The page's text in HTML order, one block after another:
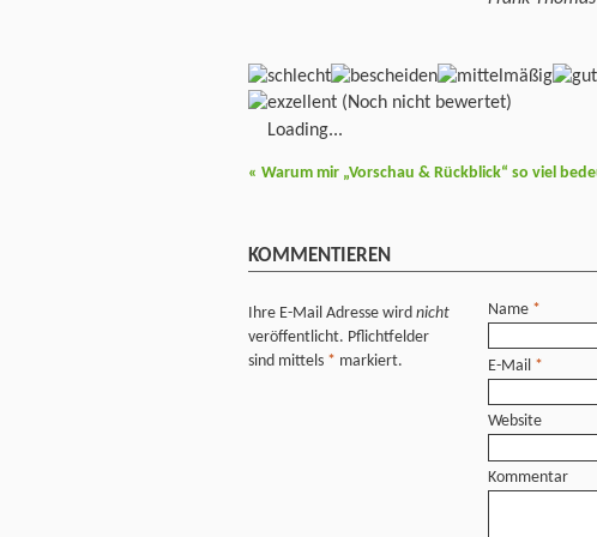
(Noch nicht bewertet)
Loading...
« Warum mir „Vorschau & Rückblick“ so viel
KOMMENTIEREN
Ihre E-Mail Adresse wird nicht
veröffentlicht. Pflichtfelder
sind mittels * markiert.
Name *
E-Mail *
Website
Kommentar